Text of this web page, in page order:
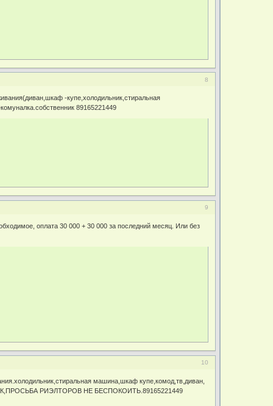
8
-купе,холодильник,стиральная
89165221449
9
оплата 30 000 + 30 000 за последний месяц. Или без
10
машина,шкаф купе,комод,тв,диван,
РИЭЛТОРОВ НЕ БЕСПОКОИТЬ.89165221449